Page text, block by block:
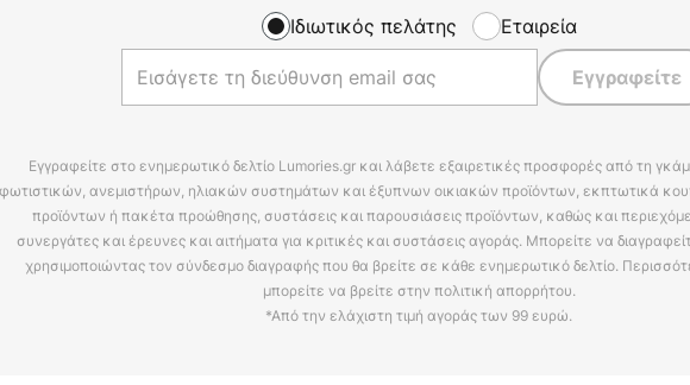
Ιδιωτικός πελάτης Εταιρεία
Εγγραφείτε
Εγγραφείτε στο ενημερωτικό δελτίο Lumories.gr και λάβετε εξαιρετικές προσφορές από τη
φωτιστικών, ανεμιστήρων, ηλιακών συστημάτων και έξυπνων οικιακών προϊόντων, εκπτωτικά
προϊόντων ή πακέτα προώθησης, συστάσεις και παρουσιάσεις προϊόντων, καθώς και
συνεργάτες και έρευνες και αιτήματα για κριτικές και συστάσεις αγοράς. Μπορείτε να
χρησιμοποιώντας τον σύνδεσμο διαγραφής που θα βρείτε σε κάθε ενημερωτικό δελτίο.
μπορείτε να βρείτε στην πολιτική απορρήτου.
*Από την ελάχιστη τιμή αγοράς των 99 ευρώ.